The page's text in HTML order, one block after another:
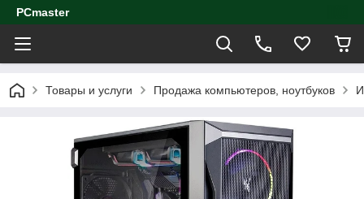
PCmaster
Товары и услуги Продажа компьютеров, ноутбуков